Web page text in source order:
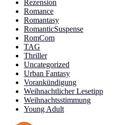
Rezension
Romance
Romantasy
RomanticSuspense
RomCom
TAG
Thriller
Uncategorized
Urban Fantasy
Vorankündigung
Weihnachtlicher Lesetipp
Weihnachtsstimmung
Young Adult